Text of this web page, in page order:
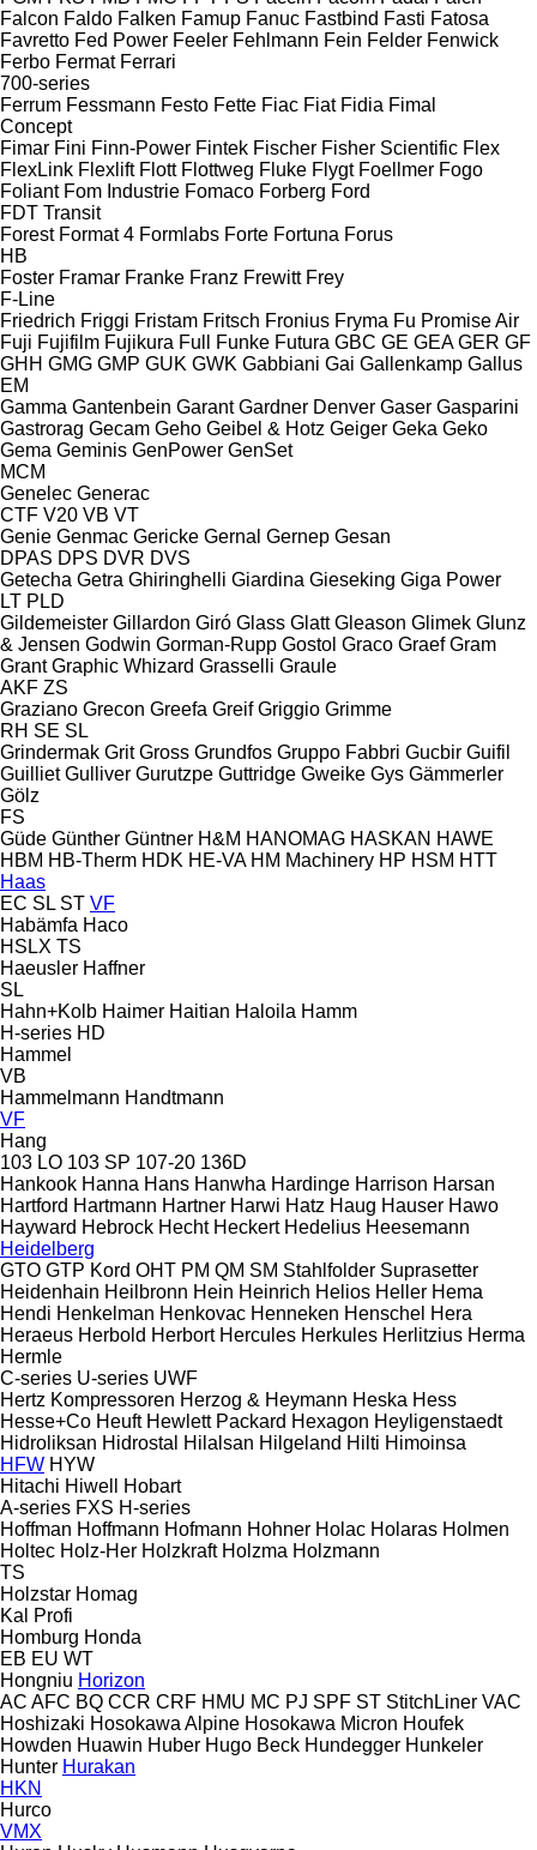
Falcon Faldo Falken Famup Fanuc Fastbind Fasti Fatosa
Favretto Fed Power Feeler Fehlmann Fein Felder Fenwick
Ferbo Fermat Ferrari
700-series
Ferrum Fessmann Festo Fette Fiac Fiat Fidia Fimal
Concept
Fimar Fini Finn-Power Fintek Fischer Fisher Scientific Flex
FlexLink Flexlift Flott Flottweg Fluke Flygt Foellmer Fogo
Foliant Fom Industrie Fomaco Forberg Ford
FDT Transit
Forest Format 4 Formlabs Forte Fortuna Forus
HB
Foster Framar Franke Franz Frewitt Frey
F-Line
Friedrich Friggi Fristam Fritsch Fronius Fryma Fu Promise Air
Fuji Fujifilm Fujikura Full Funke Futura GBC GE GEA GER GF
GHH GMG GMP GUK GWK Gabbiani Gai Gallenkamp Gallus
EM
Gamma Gantenbein Garant Gardner Denver Gaser Gasparini
Gastrorag Gecam Geho Geibel & Hotz Geiger Geka Geko
Gema Geminis GenPower GenSet
MCM
Genelec Generac
CTF V20 VB VT
Genie Genmac Gericke Gernal Gernep Gesan
DPAS DPS DVR DVS
Getecha Getra Ghiringhelli Giardina Gieseking Giga Power
LT PLD
Gildemeister Gillardon Giró Glass Glatt Gleason Glimek Glunz
& Jensen Godwin Gorman-Rupp Gostol Graco Graef Gram
Grant Graphic Whizard Grasselli Graule
AKF ZS
Graziano Grecon Greefa Greif Griggio Grimme
RH SE SL
Grindermak Grit Gross Grundfos Gruppo Fabbri Gucbir Guifil
Guilliet Gulliver Gurutzpe Guttridge Gweike Gys Gämmerler
Gölz
FS
Güde Günther Güntner H&M HANOMAG HASKAN HAWE
HBM HB‑Therm HDK HE-VA HM Machinery HP HSM HTT
Haas
EC SL ST VF
Habämfa Haco
HSLX TS
Haeusler Haffner
SL
Hahn+Kolb Haimer Haitian Haloila Hamm
H-series HD
Hammel
VB
Hammelmann Handtmann
VF
Hang
103 LO 103 SP 107-20 136D
Hankook Hanna Hans Hanwha Hardinge Harrison Harsan
Hartford Hartmann Hartner Harwi Hatz Haug Hauser Hawo
Hayward Hebrock Hecht Heckert Hedelius Heesemann
Heidelberg
GTO GTP Kord OHT PM QM SM Stahlfolder Suprasetter
Heidenhain Heilbronn Hein Heinrich Helios Heller Hema
Hendi Henkelman Henkovac Henneken Henschel Hera
Heraeus Herbold Herbort Hercules Herkules Herlitzius Herma
Hermle
C-series U-series UWF
Hertz Kompressoren Herzog & Heymann Heska Hess
Hesse+Co Heuft Hewlett Packard Hexagon Heyligenstaedt
Hidroliksan Hidrostal Hilalsan Hilgeland Hilti Himoinsa
HFW HYW
Hitachi Hiwell
Hobart
A-series FXS H-series
Hoffman Hoffmann Hofmann Hohner Holac Holaras Holmen
Holtec Holz-Her Holzkraft Holzma Holzmann
TS
Holzstar Homag
Kal
Profi
Homburg Honda
EB EU WT
Hongniu Horizon
AC AFC BQ CCR CRF HMU MC PJ SPF ST StitchLiner VAC
Hoshizaki Hosokawa Alpine Hosokawa Micron Houfek
Howden Huawin Huber Hugo Beck Hundegger Hunkeler
Hunter Hurakan
HKN
Hurco
VMX